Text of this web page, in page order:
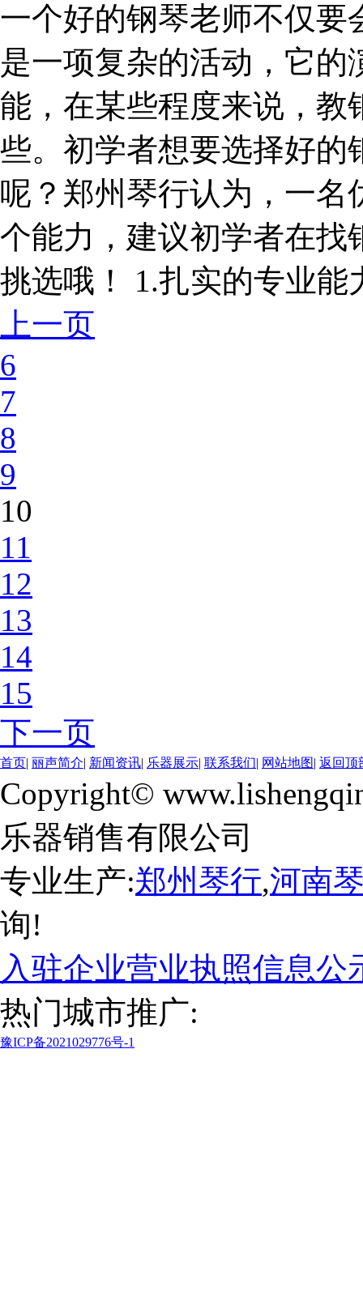
一个好的钢琴老师不仅要
是一项复杂的活动，它
能，在某些程度来说，教
些。初学者想要选择好的
呢？郑州琴行认为，一名
个能力，建议初学者在找
挑选哦！ 1.扎实的专业能
上一页
6
7
8
9
10
11
12
13
14
15
下一页
首页| 丽声简介| 新闻资讯| 乐器展示| 联系我们| 网站地图| 返回顶
Copyright©
乐器销售有限公司
专业生产:郑州琴行,河南
询!
入驻企业营业执照信息公
热门城市推广:
豫ICP备2021029776号-1